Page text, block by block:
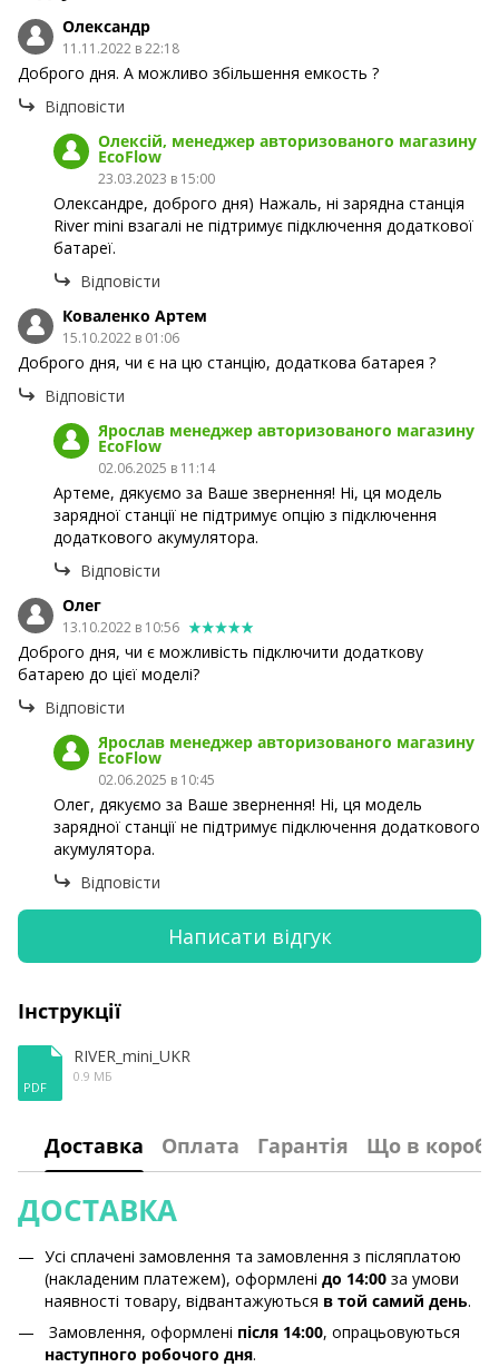
Олександр
11.11.2022 в 22:18
Доброго дня. А можливо збільшення емкость ?
Відповісти
Олексій, менеджер авторизованого магазину
EcoFlow
23.03.2023 в 15:00
Олександре, доброго дня) Нажаль, ні зарядна станція
River mini взагалі не підтримує підключення додаткової
батареї.
Відповісти
Коваленко Артем
15.10.2022 в 01:06
Доброго дня, чи є на цю станцію, додаткова батарея ?
Відповісти
Ярослав менеджер авторизованого магазину
EcoFlow
02.06.2025 в 11:14
Артеме, дякуємо за Ваше звернення! Ні, ця модель
зарядної станції не підтримує опцію з підключення
додаткового акумулятора.
Відповісти
Олег
13.10.2022 в 10:56
Доброго дня, чи є можливість підключити додаткову
батарею до цієї моделі?
Відповісти
Ярослав менеджер авторизованого магазину
EcoFlow
02.06.2025 в 10:45
Олег, дякуємо за Ваше звернення! Ні, ця модель
зарядної станції не підтримує підключення додаткового
акумулятора.
Відповісти
Написати відгук
Інструкції
PDF
RIVER_mini_UKR
0.9 МБ
Доставка Оплата Гарантія Що в
ДОСТАВКА
Усі сплачені замовлення та замовлення з післяплатою
(накладеним платежем), оформлені до 14:00 за умови
наявності товару, відвантажуються в той самий день.
Замовлення, оформлені після 14:00, опрацьовуються
наступного робочого дня.